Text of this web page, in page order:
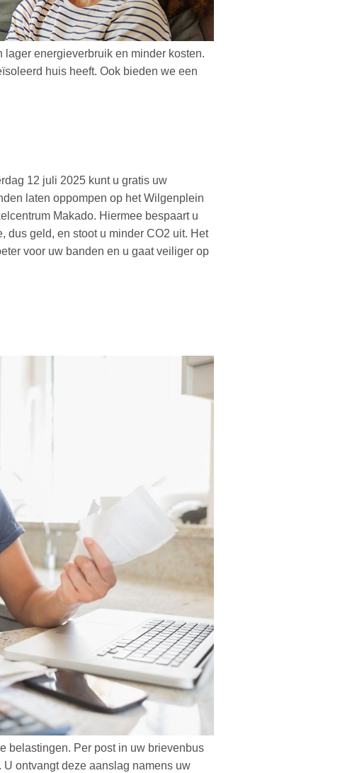
energieverbruik en minder kosten.
huis heeft. Ook bieden we een
12 juli 2025 kunt u gratis uw
laten oppompen op het Wilgenplein
Makado. Hiermee bespaart u
dus geld, en stoot u minder CO2 uit. Het
voor uw banden en u gaat veiliger op
belastingen. Per post in uw brievenbus
ontvangt deze aanslag namens uw